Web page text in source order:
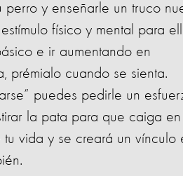
perro y enseñarle un truco
físico y mental para
e ir aumentando en
prémialo cuando se sienta.
puedes pedirle un
la pata para que caiga en
vida y se creará un vínculo